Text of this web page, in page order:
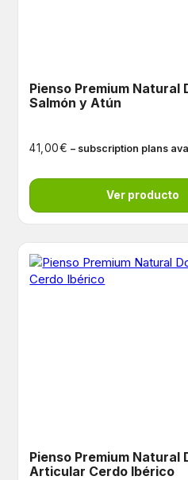
Pienso Premium Natural
Salmón y Atún
41,00€ – subscription plans
Ver producto
Pienso Premium Natural
Articular Cerdo Ibérico